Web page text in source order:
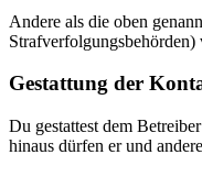
Andere als die oben
Gestattung der
Du gestattest dem
hinaus dürfen er und